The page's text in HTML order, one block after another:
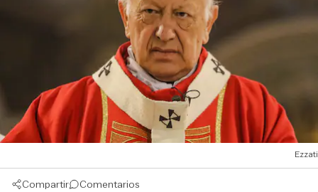
Ezzati
Compartir Comentarios